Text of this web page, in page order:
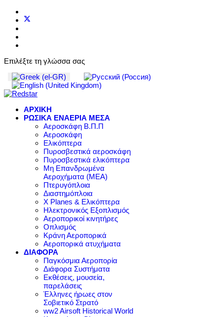
Επιλέξτε τη γλώσσα σας
ΑΡΧΙΚΗ
ΡΩΣΙΚΑ ΕΝΑΕΡΙΑ ΜΕΣΑ
Αεροσκάφη Β.Π.Π
Αεροσκάφη
Ελικόπτερα
Πυροσβεστικά αεροσκάφη
Πυροσβεστικά ελικόπτερα
Μη Επανδρωμένα
Αεροχήματα (ΜΕΑ)
Πτερυγόπλοια
Διαστημόπλοια
X Planes & Ελικόπτερα
Ηλεκτρονικός Εξοπλισμός
Αεροπορικοί κινητήρες
Οπλισμός
Κράνη Αεροπορικά
Αεροπορικά ατυχήματα
ΔΙΑΦΟΡΑ
Παγκόσμια Αεροπορία
Διάφορα Συστήματα
Εκθέσεις, μουσεία,
παρελάσεις
Έλληνες ήρωες στον
Σοβιετικό Στρατό
ww2 Airsoft Historical World